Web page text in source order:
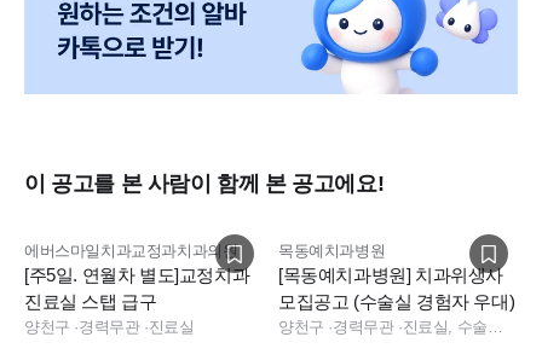
- 자기계발비 지원
- 연봉제(매년말 연봉재협상)
- 평일 : 점심 / 석식(야간) 지원 , 토 : 간식 및 커피지원
이 공고를 본 사람이 함께 본 공고에요!
에버스마일치과교정과치과의원
[주5일. 연월차 별도]교정치과
진료실 스탭 급구
양천구 ·경력무관·진료실
목동예치과병원
[목동예치과병원] 치과위생사
모집공고 (수술실 경험자 우대)
양천구 ·경력무관· 진료실, 수술실, 수술실, 진료실